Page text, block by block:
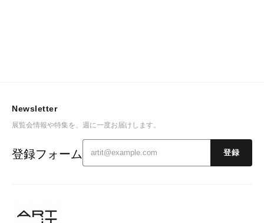
Newsletter
展覧会情報や特集を、週に一度お届けします。
登録フォーム 登録